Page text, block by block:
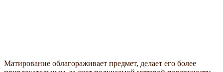
Матирование облагораживает предмет, делает его более